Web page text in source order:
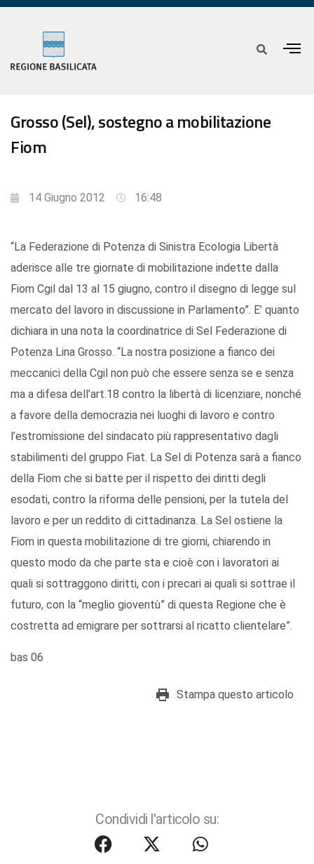
Grosso (Sel), sostegno a mobilitazione
Fiom
14 Giugno 2012 16:48
“La Federazione di Potenza di Sinistra Ecologia Libertà
aderisce alle tre giornate di mobilitazione indette dalla
Fiom Cgil dal 13 al 15 giugno, contro il disegno di legge sul
mercato del lavoro in discussione in Parlamento”. E’ quanto
dichiara in una nota la coordinatrice di Sel Federazione di
Potenza Lina Grosso. “La nostra posizione a fianco dei
meccanici della Cgil non può che essere senza se e senza
ma a difesa dell’art.18 contro la libertà di licenziare, nonché
a favore della democrazia nei luoghi di lavoro e contro
l’estromissione del sindacato più rappresentativo dagli
stabilimenti del gruppo Fiat. La Sel di Potenza sarà a fianco
della Fiom che si batte per il rispetto dei diritti degli
esodati, contro la riforma delle pensioni, per la tutela del
lavoro e per un reddito di cittadinanza. La Sel ostiene la
Fiom in questa mobilitazione di tre giorni, chiarendo in
questo modo da che parte sta e cioè con i lavoratori ai
quali si sottraggono diritti, con i precari ai quali si sottrae il
futuro, con la “meglio gioventù” di questa Regione che è
costretta ad emigrare per sottrarsi al ricatto clientelare”.
bas 06
Stampa questo articolo
Condividi l'articolo su: